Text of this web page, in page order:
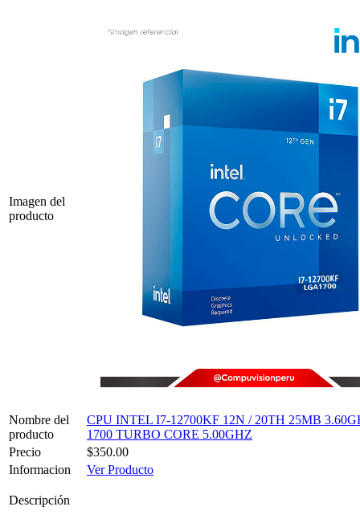
Imagen del
producto
Nombre del
producto
CPU INTEL I7-12700KF 12N / 20TH 25MB
1700 TURBO CORE 5.00GHZ
Precio
$350.00
Informacion
Ver Producto
Descripción